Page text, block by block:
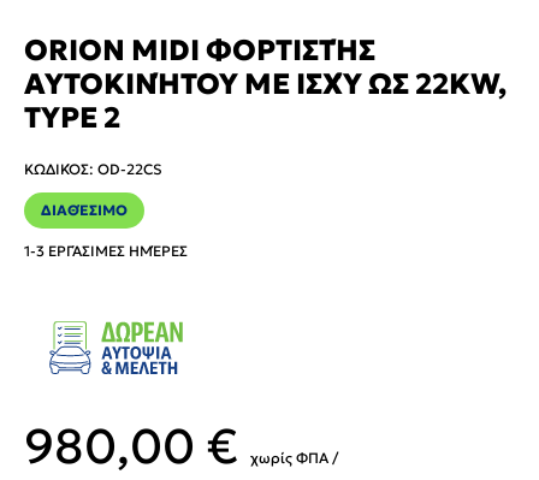
ORION MIDI ΦΟΡΤΙΣΤΉΣ
ΑΥΤΟΚΙΝΉΤΟΥ ΜΕ ΙΣΧΎ ΩΣ 22KW,
TYPE 2
ΚΩΔΙΚΌΣ: OD-22CS
ΔΙΑΘΈΣΙΜΟ
1-3 ΕΡΓΆΣΙΜΕΣ ΗΜΈΡΕΣ
980,00 €
χωρίς ΦΠΑ /